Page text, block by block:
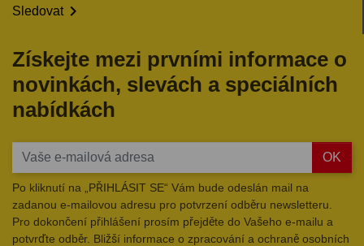
Sledovat
Získejte mezi prvními informace o
novinkách, slevách a speciálních
nabídkách
OK
Po kliknutí na „PŘIHLÁSIT SE“ Vám bude odeslán mail na
zadanou e-mailovou adresu pro potvrzení odběru newsletteru.
Pro dokončení přihlášení prosím přejděte do Vašeho e-mailu a
potvrďte odběr. Bližší informace o zpracování a ochraně osobních